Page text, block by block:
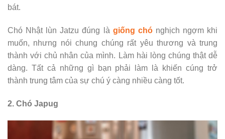
bát.
Chó Nhật lùn Jatzu đúng là giống chónghịch ngợm khi
muốn, nhưng nói chung chúng rất yêu thương và trung
thành với chủ nhân của mình. Làm hài lòng chúng thật dễ
dàng. Tất cả những gì bạn phải làm là khiến cúng trở
thành trung tâm của sự chú ý càng nhiều càng tốt.
2. Chó Japug